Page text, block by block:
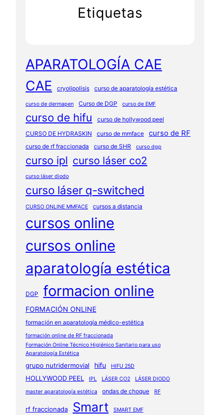
Etiquetas
APARATOLOGÍA CAE
CAE cryolipolisis curso de aparatología estética
curso de dermapen Curso de DGP curso de EMF
curso de hifu
curso de hollywood peel
CURSO DE HYDRASKIN
curso de mmface curso de RF
curso de rf fraccionada curso de SHR curso dgp
curso ipl curso láser co2
curso láser diodo
curso láser q-switched
CURSO ONLINE MMFACE cursos a distancia
cursos online
cursos online
aparatología estética
DGP formacion online
FORMACIÓN ONLINE
formación en aparatología médico-estética
formación online de RF fraccionada
Formación Online Técnico Higiénico Sanitario para uso
Aparatología Estética
grupo nutridermovial hifu HIFU 25D
HOLLYWOOD PEEL IPL LÁSER CO2
LÁSER DIODO
master aparatología estética
ondas de choque RF
rf fraccionada Smart SMART EMF